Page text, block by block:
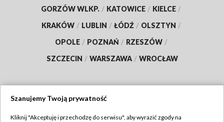
GORZÓW WLKP. / KATOWICE / KIELCE /
KRAKÓW / LUBLIN / ŁÓDŹ / OLSZTYN /
OPOLE / POZNAŃ / RZESZÓW /
SZCZECIN / WARSZAWA / WROCŁAW
Szanujemy Twoją prywatność
Kliknij "Akceptuję i przechodzę do serwisu", aby wyrazić zgody na